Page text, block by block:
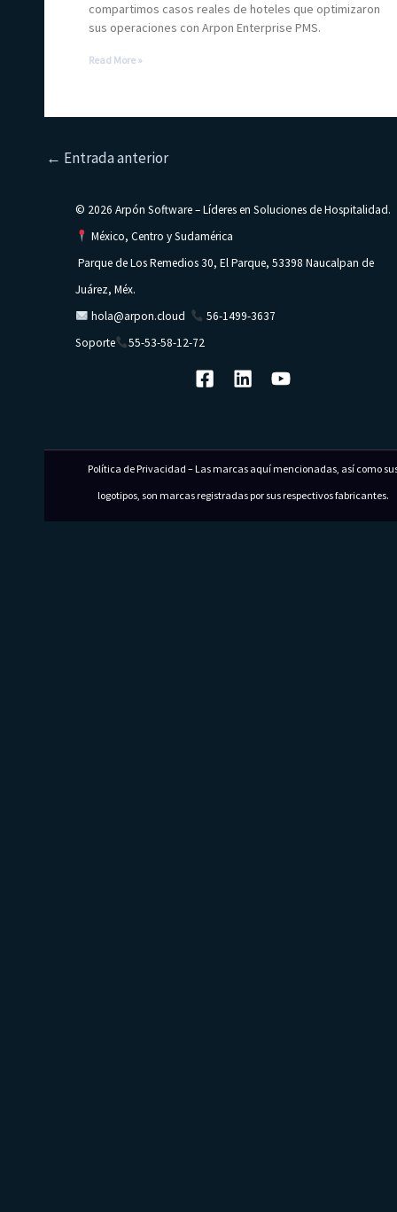
compartimos casos reales de hoteles que optimizaron
sus operaciones con Arpon Enterprise PMS.
Read More »
← Entrada anterior
© 2026 Arpón Software – Líderes en Soluciones de Hospitalidad.
México, Centro y Sudamérica
Parque de Los Remedios 30, El Parque, 53398 Naucalpan de
Juárez, Méx.
hola@arpon.cloud
56-1499-3637
Soporte
55-53-58-12-72
Política de Privacidad – Las marcas aquí mencionadas, así como
logotipos, son marcas registradas por sus respectivos fabricantes.